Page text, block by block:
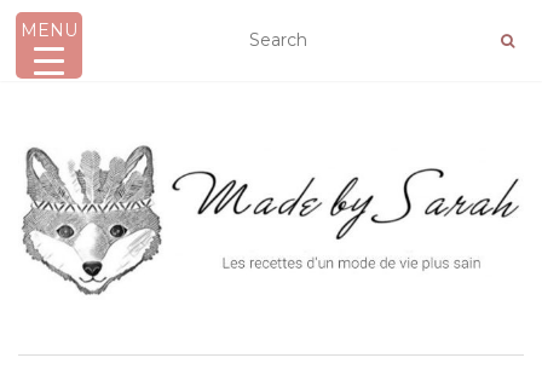
MENU
AFFICHER/MASQUER LA NAVIGATION